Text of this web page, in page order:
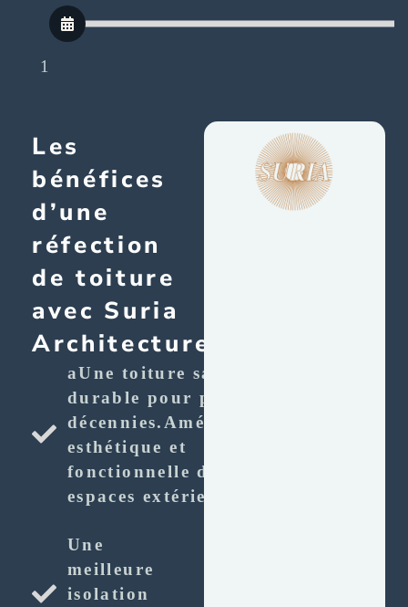
1
Les
bénéfices
d’une
réfection
de toiture
avec Suria
Architecture
aUne toiture saine et
durable pour plusieurs
décennies.Amélioration
esthétique et
fonctionnelle des
espaces extérieurs.
Une
meilleure
isolation